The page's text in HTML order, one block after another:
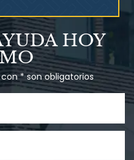
HOY
* son obligatorios